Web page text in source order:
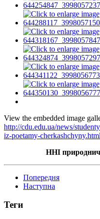
View the embedded image
http://cdu.edu.ua/news/
iz-poetamy-
ННІ
Попередня
Наступна
Теги